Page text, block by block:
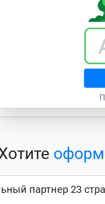
автомобиля
партнер 23